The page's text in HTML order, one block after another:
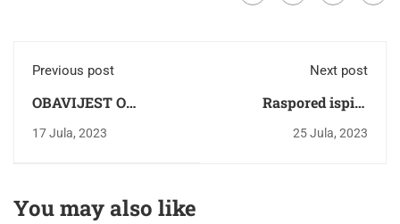
Previous post
OBAVIJEST O
ODBRANI
17 Jula, 2023
Next post
Raspored ispita
septembar
25 Jula, 2023
You may also like